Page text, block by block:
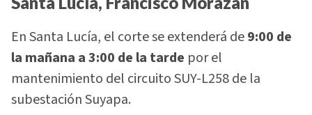
En Santa Lucía, el corte se extenderá de9:00 de
la mañana a 3:00 de la tarde por el
mantenimiento del circuito SUY-L258 de la
subestación Suyapa.